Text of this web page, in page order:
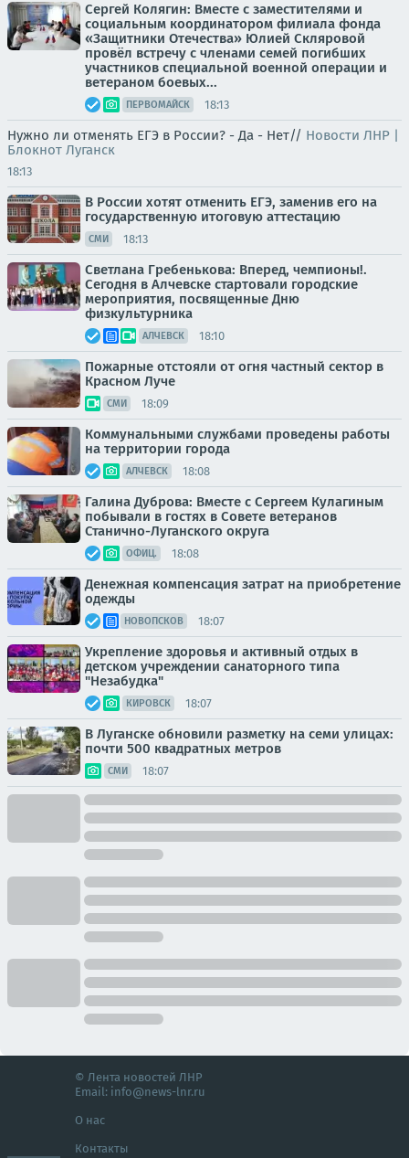
Сергей Колягин: Вместе с заместителями и
социальным координатором филиала фонда
«Защитники Отечества» Юлией Скляровой
провёл встречу с членами семей погибших
участников специальной военной операции и
ветераном боевых...
ПЕРВОМАЙСК 18:13
Нужно ли отменять ЕГЭ в России? - Да - Нет// Новости ЛНР |
Блокнот Луганск
18:13
В России хотят отменить ЕГЭ, заменив его на
государственную итоговую аттестацию
СМИ 18:13
Светлана Гребенькова: Вперед, чемпионы!.
Сегодня в Алчевске стартовали городские
мероприятия, посвященные Дню
физкультурника
АЛЧЕВСК 18:10
Пожарные отстояли от огня частный сектор в
Красном Луче
СМИ 18:09
Коммунальными службами проведены работы
на территории города
АЛЧЕВСК 18:08
Галина Дуброва: Вместе с Сергеем Кулагиным
побывали в гостях в Совете ветеранов
Станично-Луганского округа
ОФИЦ. 18:08
Денежная компенсация затрат на приобретение
одежды
НОВОПСКОВ 18:07
Укрепление здоровья и активный отдых в
детском учреждении санаторного типа
"Незабудка"
КИРОВСК 18:07
В Луганске обновили разметку на семи улицах:
почти 500 квадратных метров
СМИ 18:07
© Лента новостей ЛНР
Email: info@news-lnr.ru
О нас
Контакты